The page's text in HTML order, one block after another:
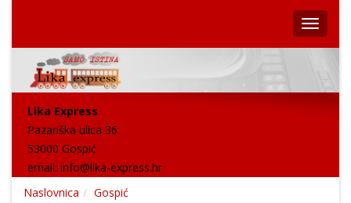
Lika Express
Pazariška ulica 36
53000 Gospić
email: info@lika-express.hr
Naslovnica
Gospić